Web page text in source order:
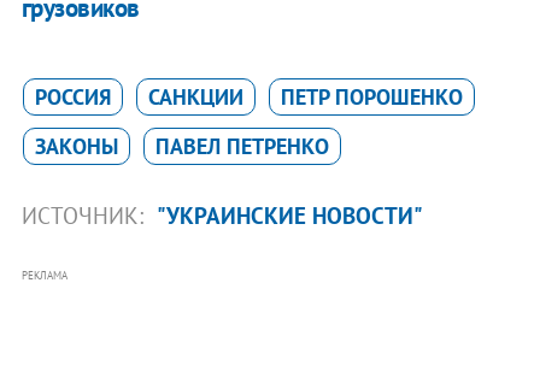
грузовиков
РОССИЯ САНКЦИИ
ПЕТР ПОРОШЕНКО
ЗАКОНЫ
ПАВЕЛ ПЕТРЕНКО
ИСТОЧНИК: "УКРАИНСКИЕ НОВОСТИ"
РЕКЛАМА